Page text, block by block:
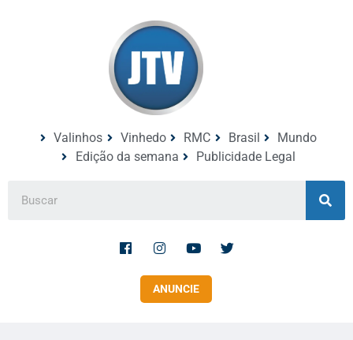
Valinhos Vinhedo RMC Brasil
Mundo
Edição da semana
Publicidade Legal
ANUNCIE